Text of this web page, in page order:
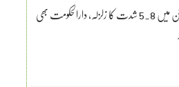
فلپائن میں 5.8 شدت کا زلزلہ، دارالحکومت بھی